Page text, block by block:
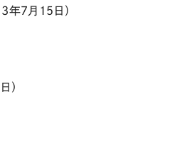
年7月15日）
）